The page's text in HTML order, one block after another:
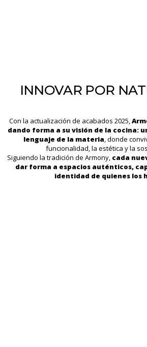
INNOVAR POR
Con la actualización de acabados 2025,
dando forma a su visión de la cocina:
lenguaje de la materia, donde
funcionalidad, la estética y la
Siguiendo la tradición de Armony, cada
dar forma a espacios auténticos,
identidad de quienes los